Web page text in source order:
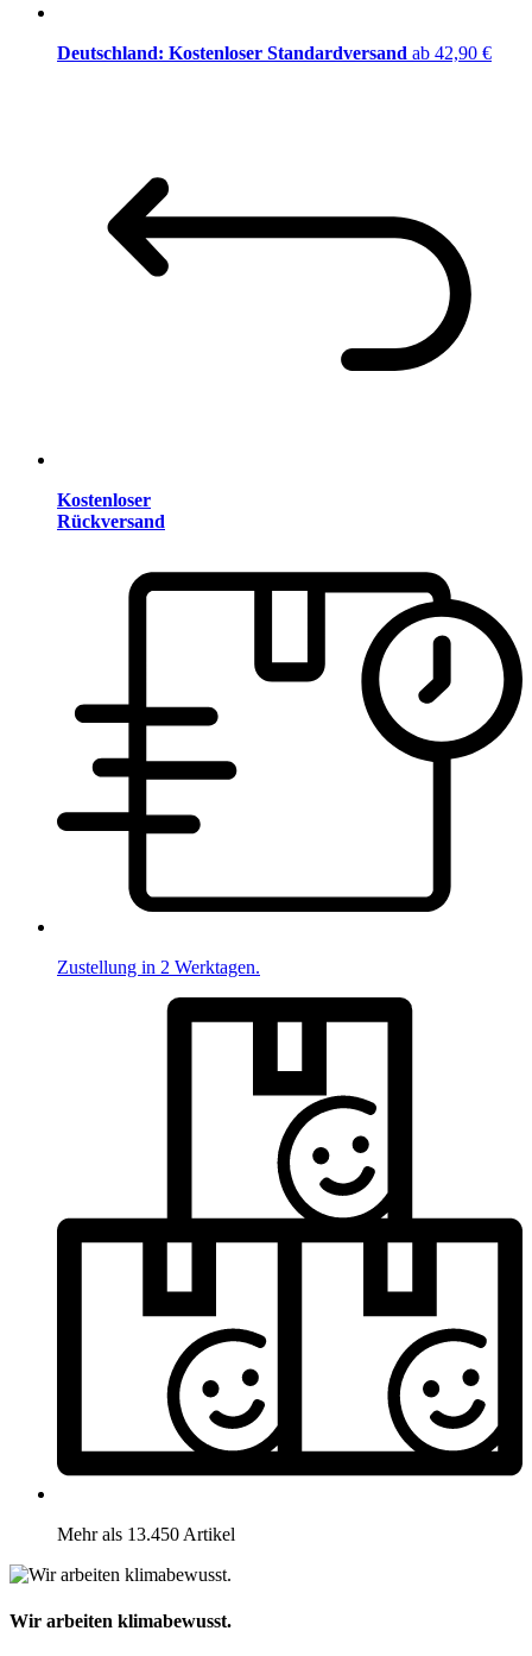
Deutschland: Kostenloser Standardversand ab 42,90 €
Kostenloser
Rückversand
Zustellung in 2 Werktagen.
Mehr als 13.450 Artikel
Wir arbeiten klimabewusst.